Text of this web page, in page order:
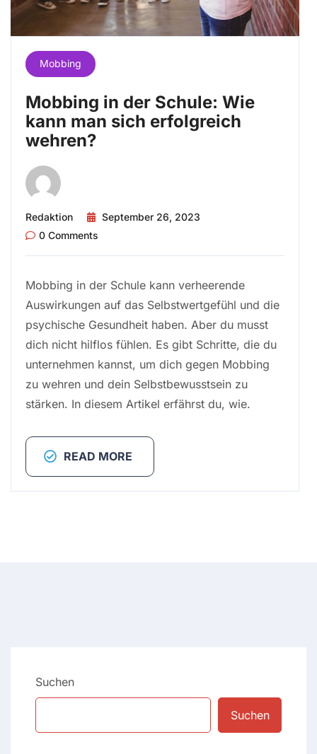
Mobbing
Mobbing in der Schule: Wie
kann man sich erfolgreich
wehren?
Redaktion
September 26, 2023
0 Comments
Mobbing in der Schule kann verheerende
Auswirkungen auf das Selbstwertgefühl und die
psychische Gesundheit haben. Aber du musst
dich nicht hilflos fühlen. Es gibt Schritte, die du
unternehmen kannst, um dich gegen Mobbing
zu wehren und dein Selbstbewusstsein zu
stärken. In diesem Artikel erfährst du, wie.
READ MORE
Suchen
Suchen